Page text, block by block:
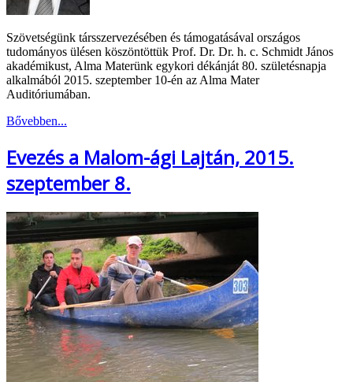
Szövetségünk társszervezésében és támogatásával országos
tudományos ülésen köszöntöttük Prof. Dr. Dr. h. c. Schmidt János
akadémikust, Alma Materünk egykori dékánját 80. születésnapja
alkalmából 2015. szeptember 10-én az Alma Mater
Auditóriumában.
Bővebben...
Evezés a Malom-ági Lajtán, 2015.
szeptember 8.